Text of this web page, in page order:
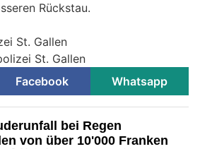
Rückstau.
St. Gallen
St. Gallen
Facebook Whatsapp
bei Regen
von über 10'000 Franken